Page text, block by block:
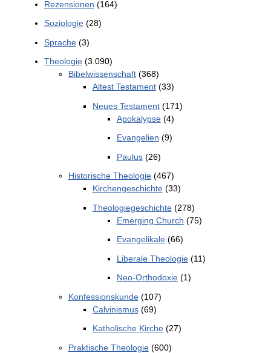
Rezensionen (164)
Soziologie(28)
Sprache(3)
Theologie(3.090)
Bibelwissenschaft(368)
Altest Testament(33)
Neues Testament(171)
Apokalypse(4)
Evangelien (9)
Paulus(26)
Historische Theologie(467)
Kirchengeschichte(33)
Theologiegeschichte(278)
Emerging Church (75)
Evangelikale(66)
Liberale Theologie(11)
Neo-Orthodoxie(1)
Konfessionskunde(107)
Calvinismus(69)
Katholische Kirche(27)
Praktische Theologie(600)